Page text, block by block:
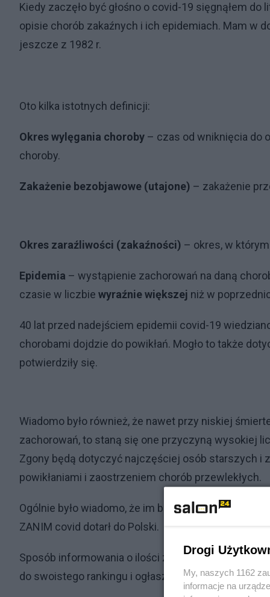
Kiedy zaczęło być głośno o covid-19 sięgnąłem
opisie chorób zakaźnych i ich epidemiach. Mam w
jeszcze z 1982 r.
Oto kilka istotnych definicji:
Okres wylęgania choroby – czas od wniknięcia do
choroby.
Zakażenie bezobjawowe (utajone) – zakażenie
Okres zaraźliwości (zakaźności) – okres, w
Epidemia – wystąpienie zachorowań na daną
czasie w liczbie wyraźnie większej niż w
40 lat przed nadejściem epidemii covid-19
chorobami dojdzie do powikłań. Mogło to także
potwierdziły się.
Wiadomo było również, że nawet przy niskiej
zachorowań, to staną się one przyczyną wysokiej
Zgony będą dotyczyć najczęściej osób starszych i
powikłaniami i zaostrzeniem chorób przewlekłych.
Ogólnie było wiadomo, że im bardziej masowe
ZANIM covid dotarł do Polski.
Sposób informowania o ilości zakażeń i zgonów, w
do swoistego rankingu i ogłaszania „rekordowych”
Drogi
My, naszych 1162
informacje na